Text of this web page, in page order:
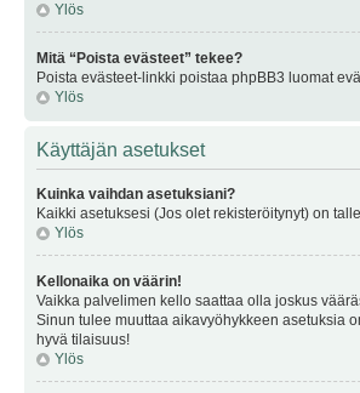
Ylös
Mitä “Poista evästeet” tekee?
Poista evästeet-linkki poistaa phpBB3 luomat
Ylös
Käyttäjän asetukset
Kuinka vaihdan asetuksiani?
Kaikki asetuksesi (Jos olet rekisteröitynyt) on
Ylös
Kellonaika on väärin!
Vaikka palvelimen kello saattaa olla joskus
Sinun tulee muuttaa aikavyöhykkeen asetuksia
hyvä tilaisuus!
Ylös